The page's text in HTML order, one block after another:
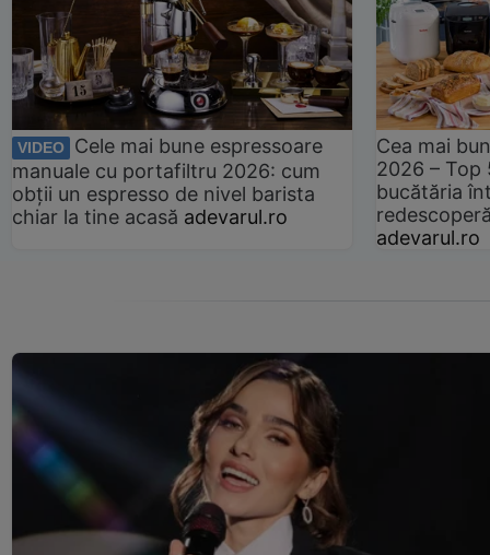
VIDEO
Cele mai bune espressoare
manuale cu portafiltru 2026: cum
obții un espresso de nivel barista
chiar la tine acasă adevarul.ro
Cea mai
2026 –
bucătăria
adevarul.ro